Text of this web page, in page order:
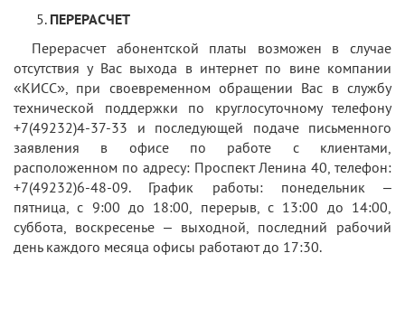
ПЕРЕРАСЧЕТ
Перерасчет абонентской платы возможен в случае
отсутствия у Вас выхода в интернет по вине компании
«КИСС», при своевременном обращении Вас в службу
технической поддержки по круглосуточному телефону
+7(49232)4-37-33 и последующей подаче письменного
заявления в офисе по работе с клиентами,
расположенном по адресу: Проспект Ленина 40, телефон:
+7(49232)6-48-09. График работы: понедельник –
пятница, с 9:00 до 18:00, перерыв, с 13:00 до 14:00,
суббота, воскресенье – выходной, последний рабочий
день каждого месяца офисы работают до 17:30.